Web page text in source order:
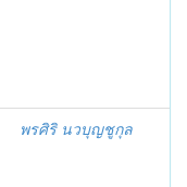
พรศิริ นวบุญชูกุล